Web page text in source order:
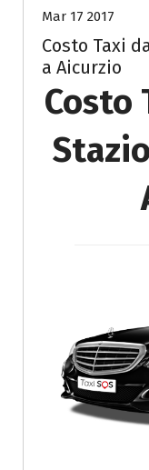
Mar 17 2017
Costo Taxi
a Aicurzio
Costo